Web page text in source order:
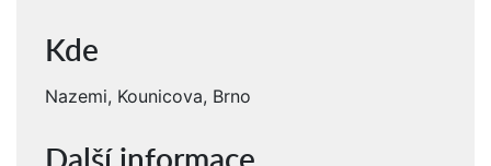
Kde
Nazemi, Kounicova, Brno